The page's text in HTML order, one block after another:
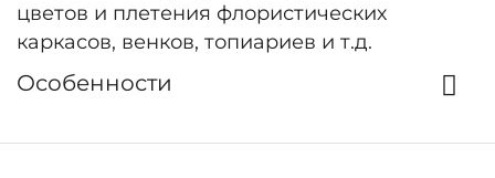
цветов и плетения флористических
каркасов, венков, топиариев и т.д.
Особенности